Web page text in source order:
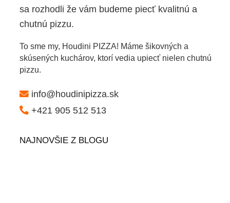
sa rozhodli že vám budeme piecť kvalitnú a
chutnú pizzu.
To sme my, Houdini PIZZA! Máme šikovných a
skúsených kuchárov, ktorí vedia upiecť nielen chutnú
pizzu.
info@houdinipizza.sk
+421 905 512 513
NAJNOVŠIE Z BLOGU